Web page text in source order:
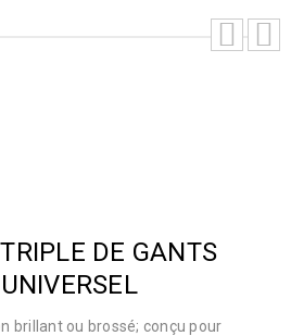
DE GANTS
brillant ou brossé; conçu pour